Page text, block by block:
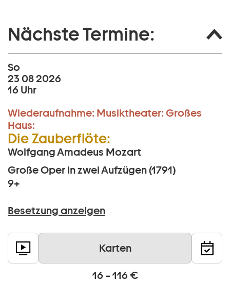
Nächste Termine:
So
23 08 2026
16 Uhr
Wiederaufnahme: Musiktheater: Großes
Haus:
Die Zauberflöte:
Wolfgang Amadeus Mozart
Große Oper in zwei Aufzügen (1791)
9+
Besetzung anzeigen
Karten
16 – 116 €